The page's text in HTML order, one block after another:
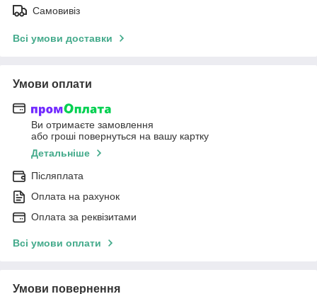
Самовивіз
Всі умови доставки
Умови оплати
Ви отримаєте замовлення
або гроші повернуться на вашу картку
Детальніше
Післяплата
Оплата на рахунок
Оплата за реквізитами
Всі умови оплати
Умови повернення